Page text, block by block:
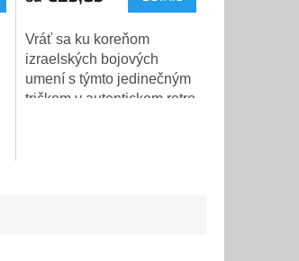
Vráť sa ku koreňom
izraelských bojových
umení s týmto jedinečným
tričkom v autentickom retro